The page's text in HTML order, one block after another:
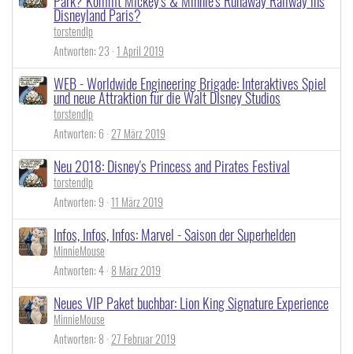
Disneyland Paris?
torstendlp
Antworten 23 1 April 2019
WEB - Worldwide Engineering Brigade: Interaktives Spiel
und neue Attraktion für die Walt DIsney Studios
torstendlp
Antworten 6 27 März 2019
Neu 2018: Disney's Princess and Pirates Festival
torstendlp
Antworten 9 11 März 2019
Infos, Infos, Infos: Marvel - Saison der Superhelden
MinnieMouse
Antworten 4 8 März 2019
Neues VIP Paket buchbar: Lion King Signature Experience
MinnieMouse
Antworten 8 27 Februar 2019